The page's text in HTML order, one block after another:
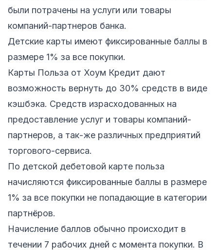
были потрачены на услуги или товары
компаний-партнеров банка.
Детские карты имеют фиксированные баллы в
размере 1% за все покупки.
Карты Польза от Хоум Кредит дают
возможность вернуть до 30% средств в виде
кэшбэка. Средств израсходованных на
предоставление услуг и товары компаний-
партнеров, а так-же различных предприятий
торгового-сервиса.
По детской дебетовой карте польза
начисляются фиксированные баллы в размере
1% за все покупки не попадающие в категории
партнёров.
Начисление баллов обычно происходит в
течении 7 рабочих дней с момента покупки. В